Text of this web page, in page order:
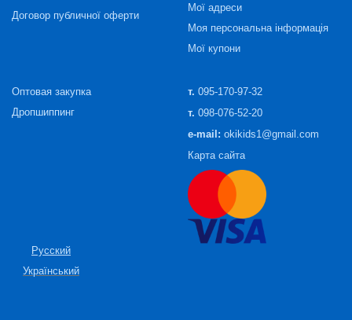
Договор публичної оферти
Мої адреси
Моя персональна інформація
Мої купони
Оптовая закупка
Дропшиппинг
т. 095-170-97-32
т. 098-076-52-20
e-mail: okikids1@gmail.com
Карта сайта
Русский
Український